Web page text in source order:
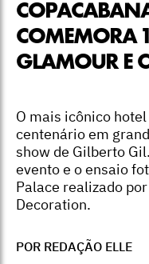
COMEMORA
GLAMOUR E
O mais icônico
centenário em
show de Gilberto
evento e o ensaio
Palace realizado
Decoration.
POR REDAÇÃO ELLE